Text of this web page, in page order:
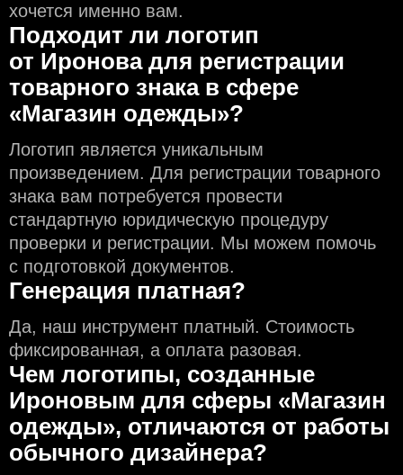
хочется именно вам.
Подходит ли логотип
от Иронова для регистрации
товарного знака в сфере
«Магазин одежды»?
Логотип является уникальным
произведением. Для регистрации товарного
знака вам потребуется провести
стандартную юридическую процедуру
проверки и регистрации. Мы можем помочь
с подготовкой документов.
Генерация платная?
Да, наш инструмент платный. Стоимость
фиксированная, а оплата разовая.
Чем логотипы, созданные
Ироновым для сферы «Магазин
одежды», отличаются от работы
обычного дизайнера?